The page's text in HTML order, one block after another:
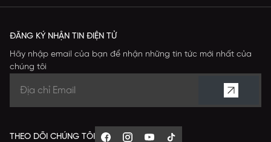
ĐĂNG KÝ NHẬN TIN ĐIỆN TỬ
Hãy nhập email của bạn để nhận những tin tức mới nhất của
chúng tôi
THEO DÕI CHÚNG TÔI